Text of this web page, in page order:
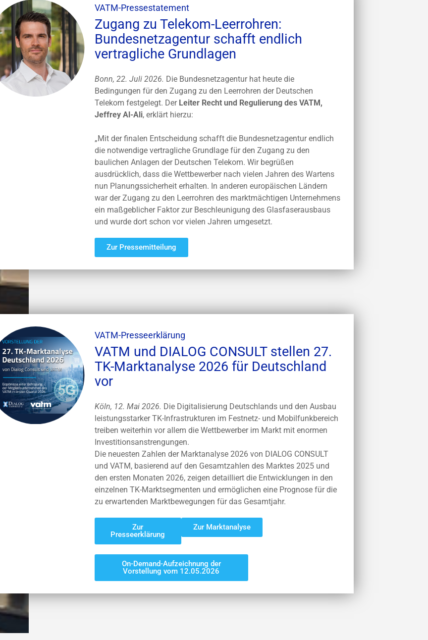
VATM-Pressestatement
Zugang zu Telekom-Leerrohren:
Bundesnetzagentur schafft endlich
vertragliche Grundlagen
Bonn, 22. Juli 2026. Die Bundesnetzagentur hat heute die
Bedingungen für den Zugang zu den Leerrohren der Deutschen
Telekom festgelegt. Der Leiter Recht und Regulierung des VATM,
Jeffrey Al-Ali, erklärt hierzu:
„Mit der finalen Entscheidung schafft die Bundesnetzagentur endlich
die notwendige vertragliche Grundlage für den Zugang zu den
baulichen Anlagen der Deutschen Telekom. Wir begrüßen
ausdrücklich, dass die Wettbewerber nach vielen Jahren des Wartens
nun Planungssicherheit erhalten. In anderen europäischen Ländern
war der Zugang zu den Leerrohren des marktmächtigen Unternehmens
ein maßgeblicher Faktor zur Beschleunigung des Glasfaserausbaus
und wurde dort schon vor vielen Jahren umgesetzt.
Zur Pressemitteilung
VATM-Presseerklärung
VATM und DIALOG CONSULT stellen 27.
TK-Marktanalyse 2026 für Deutschland
vor
Köln, 12. Mai 2026. Die Digitalisierung Deutschlands und den Ausbau
leistungsstarker TK-Infrastrukturen im Festnetz- und Mobilfunkbereich
treiben weiterhin vor allem die Wettbewerber im Markt mit enormen
Investitionsanstrengungen.
Die neuesten Zahlen der Marktanalyse 2026 von DIALOG CONSULT
und VATM, basierend auf den Gesamtzahlen des Marktes 2025 und
den ersten Monaten 2026, zeigen detailliert die Entwicklungen in den
einzelnen TK-Marktsegmenten und ermöglichen eine Prognose für die
zu erwartenden Marktbewegungen für das Gesamtjahr.
Zur
Presseerklärung
Zur Marktanalyse
On-Demand-Aufzeichnung der
Vorstellung vom 12.05.2026